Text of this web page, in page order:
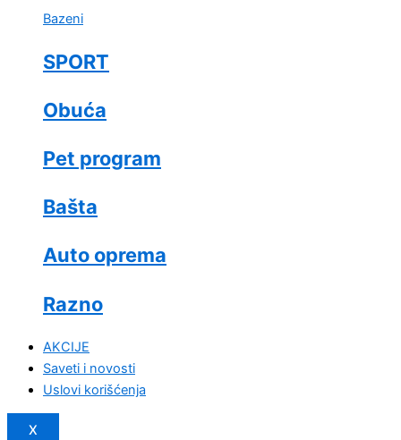
Bazeni
SPORT
Obuća
Pet program
Bašta
Auto oprema
Razno
AKCIJE
Saveti i novosti
Uslovi korišćenja
X